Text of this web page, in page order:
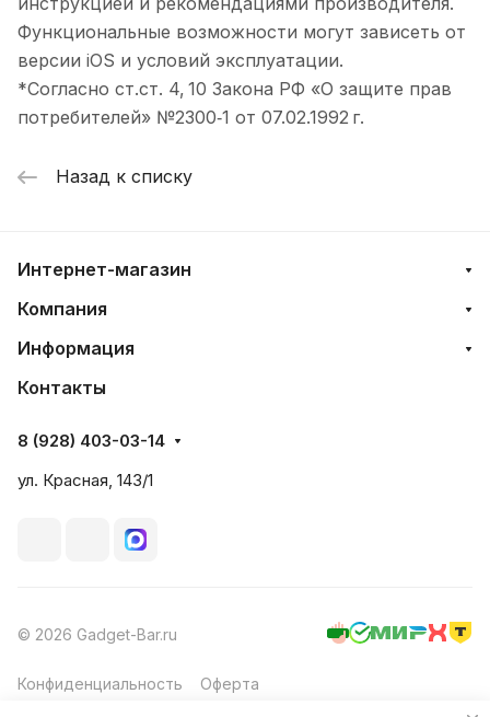
Функциональные возможности могут зависеть от
версии iOS и условий эксплуатации.
*Согласно ст.ст. 4, 10 Закона РФ «О защите прав
потребителей» №2300‑1 от 07.02.1992 г.
Назад к списку
Интернет-магазин
Компания
Информация
Контакты
8 (928) 403-03-14
ул. Красная, 143/1
© 2026 Gadget-Bar.ru
Конфиденциальность Оферта